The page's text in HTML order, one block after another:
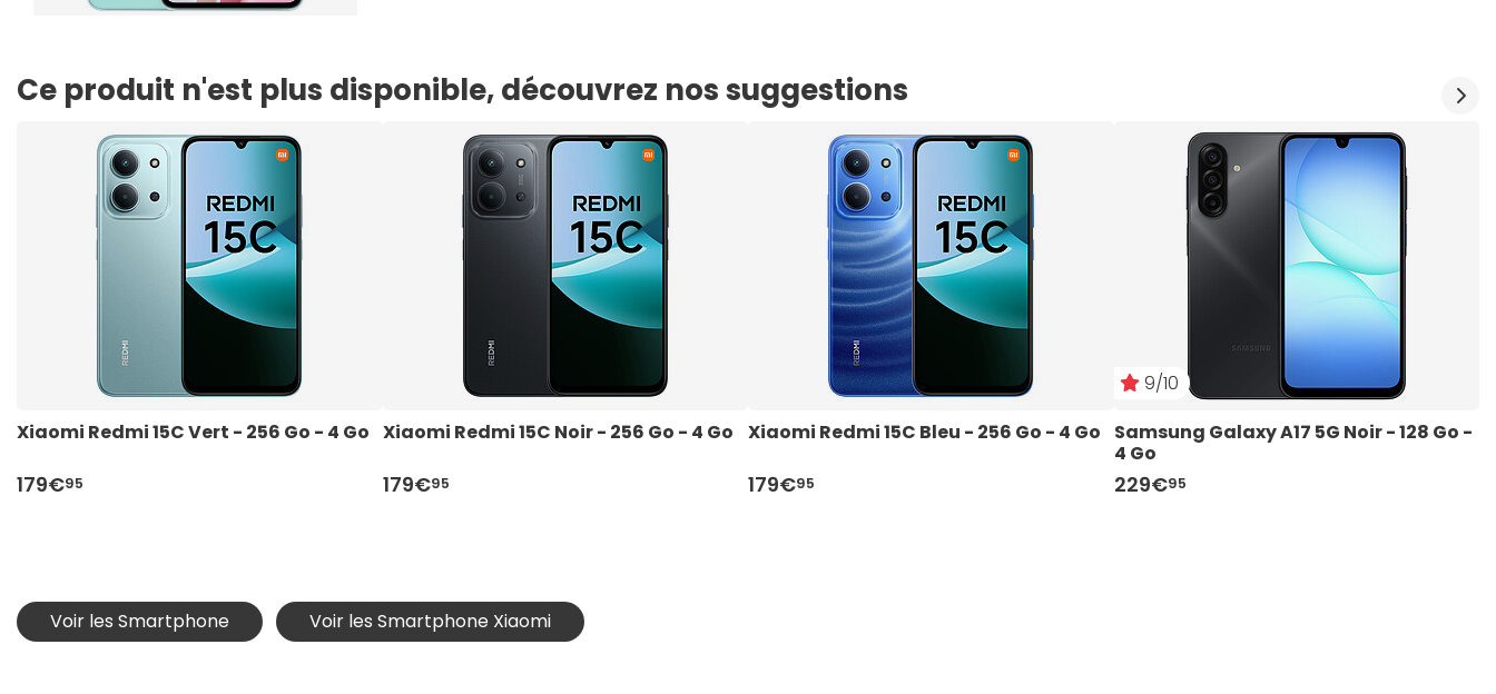
Ce produit n'est plus disponible, découvrez nos suggestions
Xiaomi Redmi 15C Vert - 256 Go - 4 Go
179€95
Xiaomi Redmi 15C Noir - 256 Go - 4 Go
179€95
Xiaomi Redmi 15C Bleu - 256 Go - 4 Go
179€95
9/10
Samsung Galaxy A17 5G Noir - 128 Go -
4 Go
229€95
Voir les Smartphone Voir les Smartphone Xiaomi